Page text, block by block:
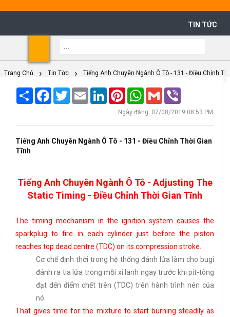
TIN TỨC
Trang Chủ Tin Tức Tiếng Anh Chuyên Ngành Ô Tô - 131 - Điều Chỉnh
Share Facebook
TwitterEmail LinkedInPinterestWhatsApp
Gmail
Ngày đăng: 07/08/2019 08:53 PM
Tiếng Anh Chuyên Ngành Ô Tô - 131 - Điều Chỉnh Thời Gian
Tĩnh
Tiếng Anh Chuyên Ngành Ô Tô - Adjusting The
Static Timing - Điều Chỉnh Thời Gian Tĩnh
The timing mechanism in the ignition system causes the
sparkplug to fire in each cylinder just before the piston
reaches top dead centre (TDC) on its compression stroke.
Cơ chế định thời trong hệ thống đánh lửa làm cho bugi
đánh ra tia lửa trong mỗi xi lanh ngay trước khi pít-tông
đạt đến điểm chết trên (TDC) trên hành trình nén của
nó.
That gives time for the mixture to start burning steadily as